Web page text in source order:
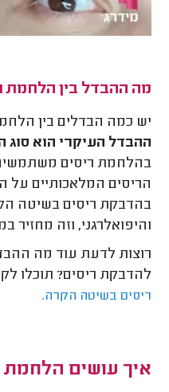
מה ההבדל בין הלחמת
יש כמה הבדלים בין
ההבדל העיקרי הוא סוג
בהלחמת ריסים
בהדבקת ריסים בשיטה
והיפואלרגני, וזה מחזיר במשך 2-3
רוצות לדעת עוד מה
להדבקת ריסים? תוכלו
ריסים בשיטה הקרה.
איך עושים הלחמת